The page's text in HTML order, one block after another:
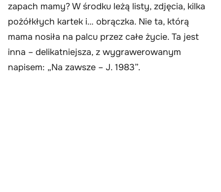
zapach mamy? W środku leżą listy, zdjęcia, kilka
pożółkłych kartek i… obrączka. Nie ta, którą
mama nosiła na palcu przez całe życie. Ta jest
inna – delikatniejsza, z wygrawerowanym
napisem: „Na zawsze – J. 1983”.